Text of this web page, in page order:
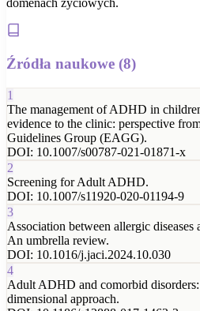
domenach życiowych.
Źródła naukowe (8)
1
The management of ADHD in
evidence to the clinic: perspective
Guidelines Group (EAGG).
DOI: 10.1007/s00787-021-01871-x
2
Screening for Adult ADHD.
DOI: 10.1007/s11920-020-01194-9
3
Association between allergic diseases
An umbrella review.
DOI: 10.1016/j.jaci.2024.10.030
4
Adult ADHD and comorbid
dimensional approach.